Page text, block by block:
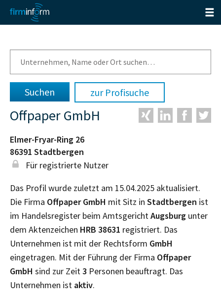
zur Profisuche
Offpaper GmbH
Elmer-Fryar-Ring 26
86391 Stadtbergen
Für registrierte Nutzer
Das Profil wurde zuletzt am 15.04.2025 aktualisiert.
Die Firma Offpaper GmbH mit Sitz in Stadtbergen ist
im Handelsregister beim AmtsgerichtAugsburg unter
dem Aktenzeichen HRB 38631 registriert. Das
Unternehmen ist mit der Rechtsform GmbH
eingetragen. Mit der Führung der Firma Offpaper
GmbH sind zur Zeit3 Personen beauftragt. Das
Unternehmen ist aktiv.